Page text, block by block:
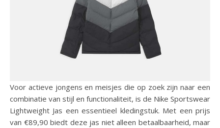
Voor actieve jongens en meisjes die op zoek zijn naar een
combinatie van stijl en functionaliteit, is de Nike Sportswear
Lightweight Jas een essentieel kledingstuk. Met een prijs
van €89,90 biedt deze jas niet alleen betaalbaarheid, maar